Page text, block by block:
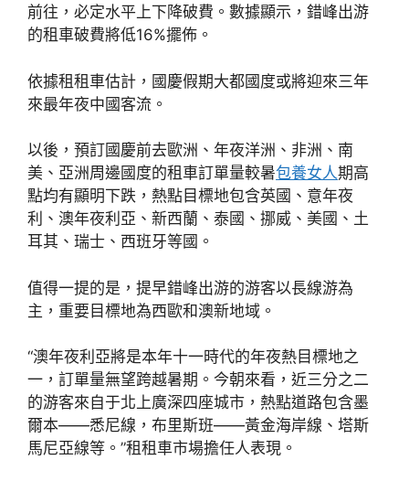
前往，必定水平上下降破費。數據顯示，錯峰出游
的租車破費將低16%擺佈。
依據租租車估計，國慶假期大都國度或將迎來三年
來最年夜中國客流。
以後，預訂國慶前去歐洲、年夜洋洲、非洲、南
美、亞洲周邊國度的租車訂單量較暑包養女人期高
點均有顯明下跌，熱點目標地包含英國、意年夜
利、澳年夜利亞、新西蘭、泰國、挪威、美國、土
耳其、瑞士、西班牙等國。
值得一提的是，提早錯峰出游的游客以長線游為
主，重要目標地為西歐和澳新地域。
“澳年夜利亞將是本年十一時代的年夜熱目標地之
一，訂單量無望跨越暑期。今朝來看，近三分之二
的游客來自于北上廣深四座城市，熱點道路包含墨
爾本——悉尼線，布里斯班——黃金海岸線、塔斯
馬尼亞線等。”租租車市場擔任人表現。